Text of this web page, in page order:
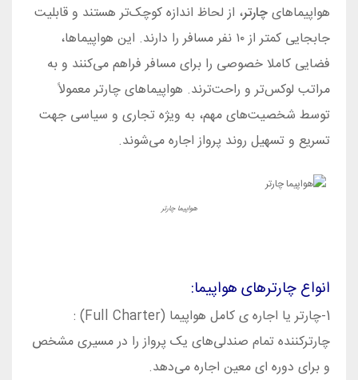
هواپیماهایچارتر، از لحاظ اندازه کوچک‌تر هستند و قابلیت
جابجایی کمتر از ۱۰ نفر مسافر را دارند. این هواپیماها،
فضایی کاملا خصوصی را برای مسافر فراهم می‌کنند و به
مراتب لوکس‌تر و راحت‌ترند. هواپیماهای چارتر معمولاً
توسط شخصیت‌های مهم، به ویژه تجاری و سیاسی جهت
تسریع و تسهیل روند پرواز اجاره می‌شوند.
هواپیما چارتر
انواع چارترهای هواپیما:
1-چارتر یا اجاره ی کامل هواپیما (Full Charter) :
چارترکننده تمام صندلی‌های یک پرواز را در مسیری مشخص
و برای دوره‌ ای معین اجاره می‌دهد.